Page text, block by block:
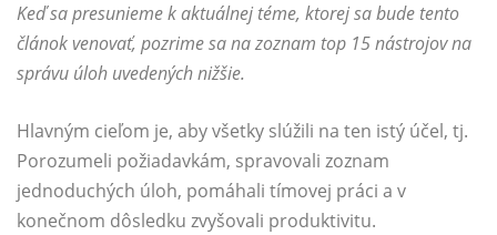
Keď sa presunieme k aktuálnej téme, ktorej sa bude tento
článok venovať, pozrime sa na zoznam top 15 nástrojov na
správu úloh uvedených nižšie.
Hlavným cieľom je, aby všetky slúžili na ten istý účel, tj.
Porozumeli požiadavkám, spravovali zoznam
jednoduchých úloh, pomáhali tímovej práci a v
konečnom dôsledku zvyšovali produktivitu.